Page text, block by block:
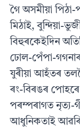
গৈ অসমীয়া পিঠা-
মিঠাই, বুন্দিয়া-
বিহুৰকেইদিন
ঢােল-পেঁপা-
যুৰীয়া আহঁতৰ
ৰং-বিৰঙৰ
পৰম্পৰাগত নৃত্য-
আধুনিকতাই আৱৰি